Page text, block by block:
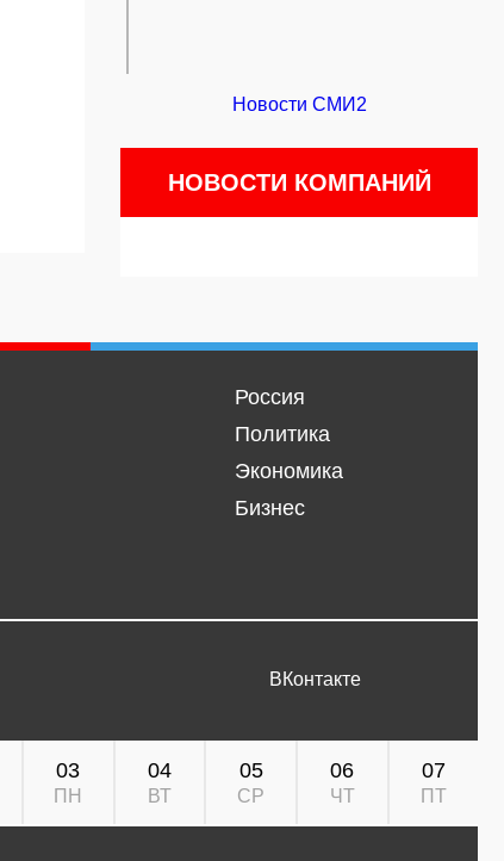
Новости СМИ2
НОВОСТИ КОМПАНИЙ
Россия
Политика
Экономика
Бизнес
ВКонтакте
03
ПН
04
ВТ
05
СР
06
ЧТ
07
ПТ